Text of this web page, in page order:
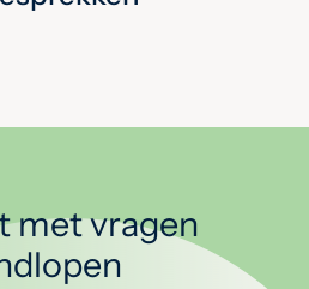
met vragen